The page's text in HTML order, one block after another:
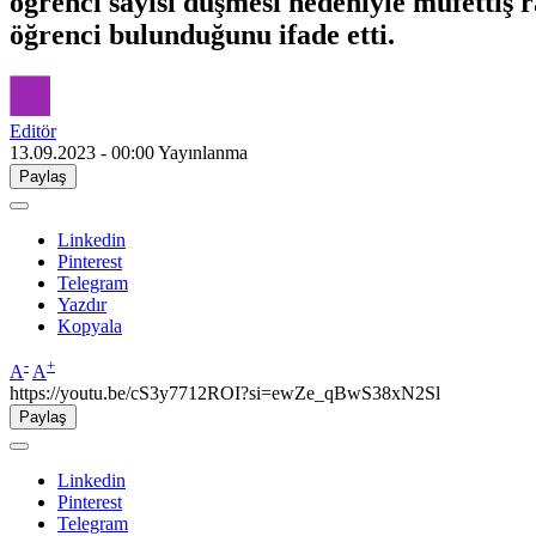
öğrenci bulunduğunu ifade etti.
Editör
13.09.2023 - 00:00Yayınlanma
Paylaş
Linkedin
Pinterest
Telegram
Yazdır
Kopyala
A- A+
https://youtu.be/cS3y7712ROI?si=ewZe_qBwS38xN2Sl
Paylaş
Linkedin
Pinterest
Telegram